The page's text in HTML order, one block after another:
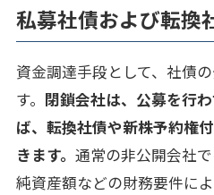
私募社債および転換
資金調達手段として、社債
す。 閉鎖会社は、公募を行
ば、転換社債や新株予約権
きます。 通常の非公開会社
純資産額などの財務要件に